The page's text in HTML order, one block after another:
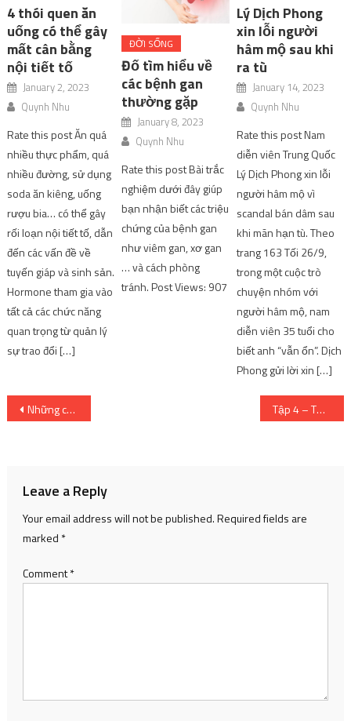
4 thói quen ăn
uống có thể gây
mất cân bằng
nội tiết tố
January 2, 2023
Quynh Nhu
Rate this post Ăn quá
nhiều thực phẩm, quá
nhiều đường, sử dụng
soda ăn kiêng, uống
rượu bia… có thể gây
rối loạn nội tiết tố, dẫn
đến các vấn đề về
tuyến giáp và sinh sản.
Hormone tham gia vào
tất cả các chức năng
quan trọng từ quản lý
sự trao đổi […]
ĐỜI SỐNG
Đố tìm hiểu về
các bệnh gan
thường gặp
January 8, 2023
Quynh Nhu
Rate this post Bài trắc
nghiệm dưới đây giúp
bạn nhận biết các triệu
chứng của bệnh gan
như viêm gan, xơ gan
… và cách phòng
tránh. Post Views: 907
Lý Dịch Phong
xin lỗi người
hâm mộ sau khi
ra tù
January 14, 2023
Quynh Nhu
Rate this post Nam
diễn viên Trung Quốc
Lý Dịch Phong xin lỗi
người hâm mộ vì
scandal bán dâm sau
khi mãn hạn tù. Theo
trang 163 Tối 26/9,
trong một cuộc trò
chuyện nhóm với
người hâm mộ, nam
diễn viên 35 tuổi cho
biết anh “vẫn ổn”. Dịch
Phong gửi lời xin […]
Post
Những cách giúp trẻ phát triển trí thông minh Tập 4 – Tự làm đi !!
Leave a Reply
Your email address will not be published.Required fields are
marked *
Comment*